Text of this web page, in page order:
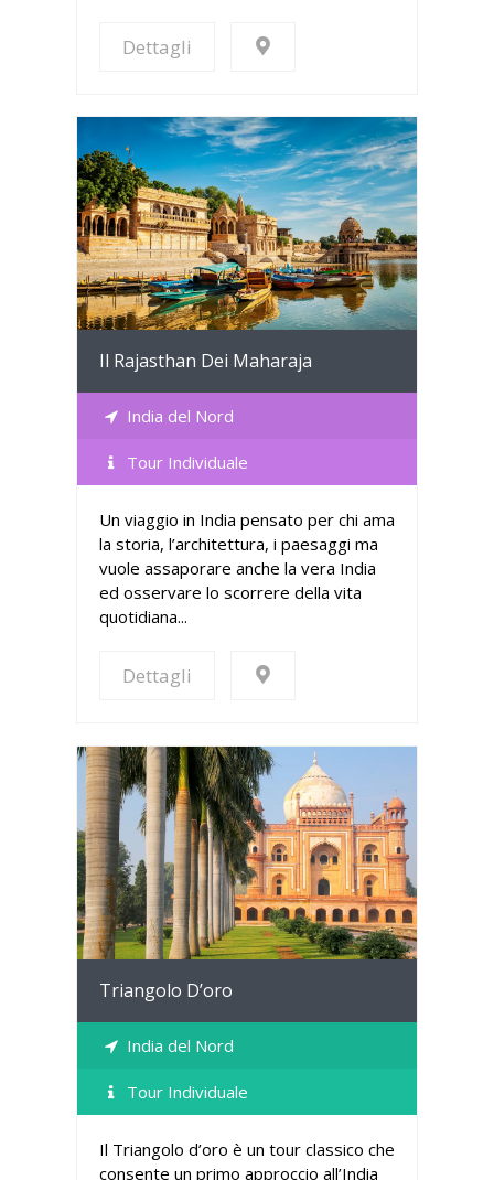
Dettagli
Dettagli
Il Rajasthan Dei Maharaja
India del Nord
Tour Individuale
Un viaggio in India pensato per chi ama
la storia, l’architettura, i paesaggi ma
vuole assaporare anche la vera India
ed osservare lo scorrere della vita
quotidiana...
Dettagli
Dettagli
Triangolo D’oro
India del Nord
Tour Individuale
Il Triangolo d’oro è un tour classico che
consente un primo approccio all’India